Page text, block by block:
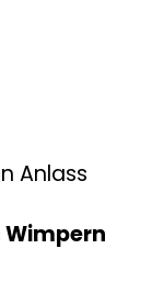
Anlass
Wimpern